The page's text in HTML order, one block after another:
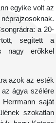
egyike volt az
a 20-
segített a
nagy erőkkel
azok az esték
az ágya szélére
saját
szokatlan